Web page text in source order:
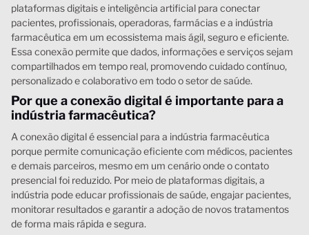
plataformas digitais e inteligência artificial para conectar
pacientes, profissionais, operadoras, farmácias e a indústria
farmacêutica em um ecossistema mais ágil, seguro e eficiente.
Essa conexão permite que dados, informações e serviços sejam
compartilhados em tempo real, promovendo cuidado contínuo,
personalizado e colaborativo em todo o setor de saúde.
Por que a conexão digital é importante para a
indústria farmacêutica?
A conexão digital é essencial para a indústria farmacêutica
porque permite comunicação eficiente com médicos, pacientes
e demais parceiros, mesmo em um cenário onde o contato
presencial foi reduzido. Por meio de plataformas digitais, a
indústria pode educar profissionais de saúde, engajar pacientes,
monitorar resultados e garantir a adoção de novos tratamentos
de forma mais rápida e segura.